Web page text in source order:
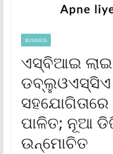
BUSINESS
ଏସ୍‌ବିଆଇ
ଡବ୍ଲୁଓଏସ୍‌ସିଏ
ପାଳିତ; ନୂଆ
ଉନ୍ମୋଚିତ